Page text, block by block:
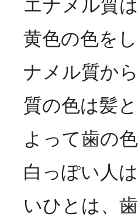
エナメル質
黄色の色を
ナメル質か
質の色は髪
よって歯の
白っぽい人
いひとは、